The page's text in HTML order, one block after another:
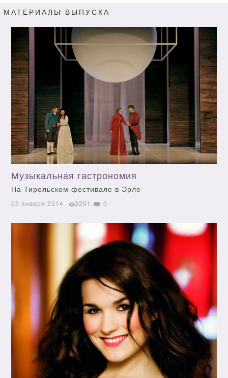
МАТЕРИАЛЫ ВЫПУСКА
Музыкальная гастрономия
На Тирольском фестивале в Эрле
05 января 2014 3251 0